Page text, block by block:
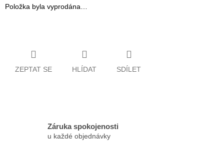
Přihlášení
Položka byla vyprodána…
ZEPTAT SE HLÍDAT SDÍLET
Záruka spokojenosti
u každé objednávky